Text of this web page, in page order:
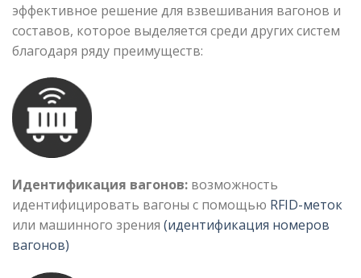
эффективное решение для взвешивания вагонов и
составов, которое выделяется среди других систем
благодаря ряду преимуществ:
Идентификация вагонов: возможность
идентифицировать вагоны с помощью RFID-меток
или машинного зрения (идентификация номеров
вагонов)